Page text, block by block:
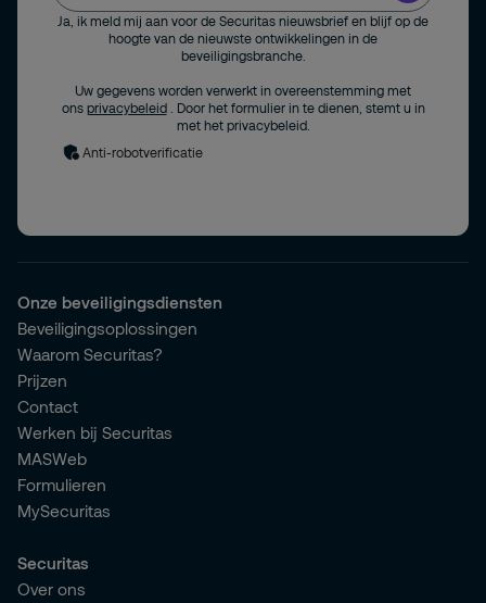
Ja, ik meld mij aan voor de Securitas nieuwsbrief en blijf op de
hoogte van de nieuwste ontwikkelingen in de
beveiligingsbranche.
Uw gegevens worden verwerkt in overeenstemming met
ons privacybeleid
. Door het formulier in te dienen, stemt u in
met het privacybeleid.
Anti-robotverificatie
Onze beveiligingsdiensten
Beveiligingsoplossingen
Waarom Securitas?
Prijzen
Contact
Werken bij Securitas
MASWeb
Formulieren
MySecuritas
Securitas
Over ons